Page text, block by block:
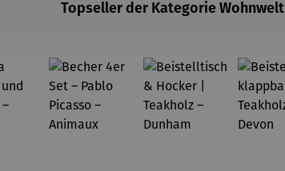
Topseller der Kategorie Wohnwelt